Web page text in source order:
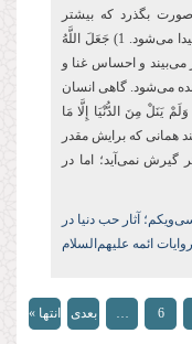
صورت بگذرد که بیشتر
توجه‌اش به امور دنیا باشد، چند صفت در او پیدا می‌شود. 1) جَعَلَ اللَّهُ
می‌بیند و احساس غنا و
پراکنده می‌شود. گاهی انسان
مستقیم همواری زندگی می‌کند. 3) وَلَمْ یَنَلْ مِنَ الدُّنْیَا إِلَّا مَا
همانی که برایش مقدر
گیرش نمی‌آید؛ اما در
آثار حب دنیا در
ائمه علیهم‌السلام
6
… بعدی انتها »